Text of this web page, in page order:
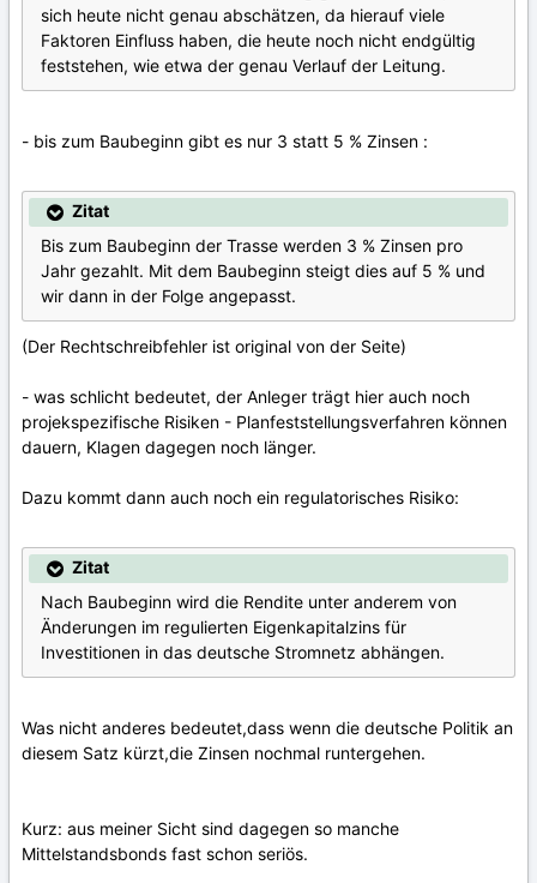
sich heute nicht genau abschätzen, da hierauf viele
Faktoren Einfluss haben, die heute noch nicht endgültig
feststehen, wie etwa der genau Verlauf der Leitung.
- bis zum Baubeginn gibt es nur 3 statt 5 % Zinsen :
Zitat
Bis zum Baubeginn der Trasse werden 3 % Zinsen pro
Jahr gezahlt. Mit dem Baubeginn steigt dies auf 5 % und
wir dann in der Folge angepasst.
(Der Rechtschreibfehler ist original von der Seite)
- was schlicht bedeutet, der Anleger trägt hier auch noch
projekspezifische Risiken - Planfeststellungsverfahren können
dauern, Klagen dagegen noch länger.
Dazu kommt dann auch noch ein regulatorisches Risiko:
Zitat
Nach Baubeginn wird die Rendite unter anderem von
Änderungen im regulierten Eigenkapitalzins für
Investitionen in das deutsche Stromnetz abhängen.
Was nicht anderes bedeutet,dass wenn die deutsche Politik an
diesem Satz kürzt,die Zinsen nochmal runtergehen.
Kurz: aus meiner Sicht sind dagegen so manche
Mittelstandsbonds fast schon seriös.